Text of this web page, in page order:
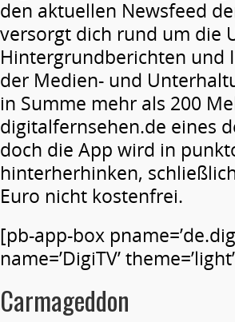
den aktuellen Newsfeed
versorgt dich rund um die
Hintergrundberichten und
der Medien- und
in Summe mehr als 200
digitalfernsehen.de eines
doch die App wird in
hinterherhinken,
Euro nicht kostenfrei.
[pb-app-box
name=’DigiTV’
Carmageddon